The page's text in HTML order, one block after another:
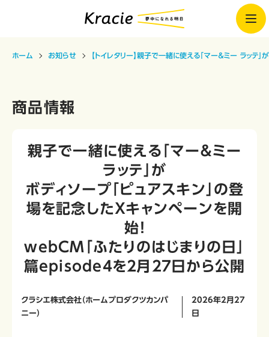
ホーム お知らせ 【トイレタリー】親子で一緒に使える「マー＆ミー ラッ
商品情報
親子で一緒に使える「マー＆ミー
ラッテ」が
ボディソープ「ピュアスキン」の登
場を記念したＸキャンペーンを開
始！
webCM「ふたりのはじまりの日」
篇episode４を２月２７日から公開
クラシエ株式会社（ホームプロダクツカンパ
ニー）
2026年2月27
日